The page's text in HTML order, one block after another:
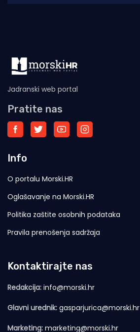
Jadranski web portal
Pratite nas
Info
O portalu Morski.HR
Oglašavanje na Morski.HR
Politika zaštite osobnih podataka
Pravila prenošenja sadržaja
Kontaktirajte nas
Redakcija: info@morski.hr
Glavni urednik: gasparjurica@morski.hr
Marketing: marketing@morski.hr